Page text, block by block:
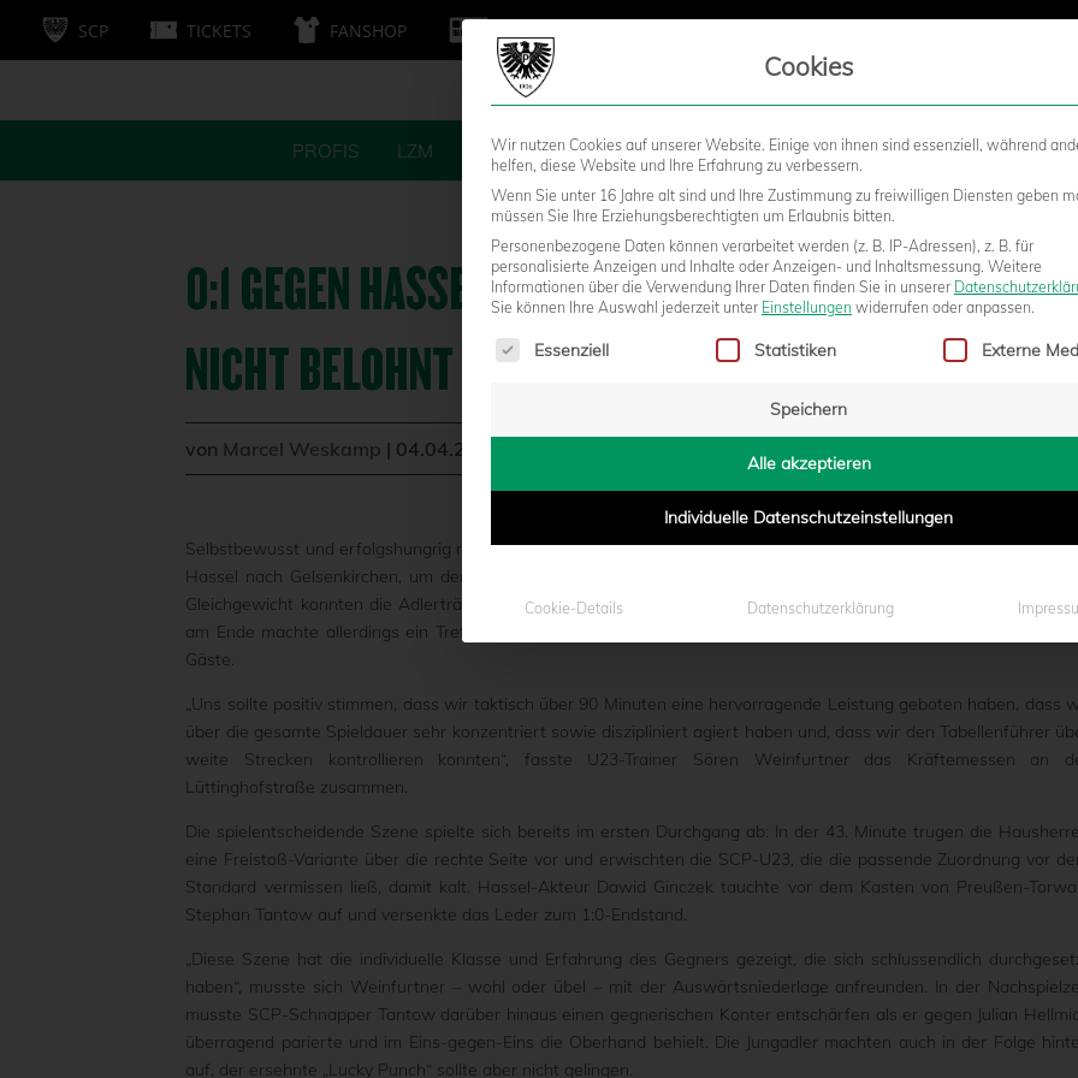
SCP TICKETS FANSHOP
PROFIS LZM FANS STADION BUSINESS KIDS
0:1 GEGEN HASSEL: U23 WIRD BEIM SPITZENREITER
NICHT BELOHNT
von Marcel Weskamp | 04.04.2016 - 15:23
Selbstbewusst und erfolgshungrig reiste die U23 des SC Preußen 06 e.V. Münster am vergangenen Sonntag zum
Hassel nach Gelsenkirchen, um dem Spitzenreiter der Westfalenliga am 22. Spieltag ein Bein zu stellen. Aus
Gleichgewicht konnten die Adlerträger den Ligaprimus jedoch nicht bringen. Die Münsteraner hielten ordentlich
am Ende machte allerdings ein Treffer den Unterschied und dieser fiel nicht zu Gunsten der schwarz-weiß-
Gäste.
„Uns sollte positiv stimmen, dass wir taktisch über 90 Minuten eine hervorragende Leistung geboten haben, dass
über die gesamte Spieldauer sehr konzentriert sowie diszipliniert agiert haben und, dass wir den Tabellenführer
weite Strecken kontrollieren konnten“, fasste U23-Trainer Sören Weinfurtner das Kräftemessen an
Lüttinghofstraße zusammen.
Die spielentscheidende Szene spielte sich bereits im ersten Durchgang ab: In der 43. Minute trugen die
eine Freistoß-Variante über die rechte Seite vor und erwischten die SCP-U23, die die passende Zuordnung vor
Standard vermissen ließ, damit kalt. Hassel-Akteur Dawid Ginczek tauchte vor dem Kasten von Preußen-
Stephan Tantow auf und versenkte das Leder zum 1:0-Endstand.
„Diese Szene hat die individuelle Klasse und Erfahrung des Gegners gezeigt, die sich schlussendlich
haben“, musste sich Weinfurtner – wohl oder übel – mit der Auswärtsniederlage anfreunden. In der
musste SCP-Schnapper Tantow darüber hinaus einen gegnerischen Konter entschärfen als er gegen Julian
überragend parierte und im Eins-gegen-Eins die Oberhand behielt. Die Jungadler machten auch in der Folge
auf, der ersehnte „Lucky Punch“ sollte aber nicht gelingen.
Cookies
Wir nutzen Cookies auf unserer Website. Einige von ihnen sind essenziell, während
helfen, diese Website und Ihre Erfahrung zu verbessern.
Wenn Sie unter 16 Jahre alt sind und Ihre Zustimmung zu freiwilligen Diensten geben
müssen Sie Ihre Erziehungsberechtigten um Erlaubnis bitten.
Personenbezogene Daten können verarbeitet werden (z. B. IP-Adressen), z. B. für
personalisierte Anzeigen und Inhalte oder Anzeigen- und Inhaltsmessung. Weitere
Informationen über die Verwendung Ihrer Daten finden Sie in unserer
Sie können Ihre Auswahl jederzeit unter Einstellungen widerrufen oder anpassen.
Es folgt eine Liste der Service-Gruppen, für die eine Einwilligung erteilt
Essenziell Statistiken Externe
Speichern
Alle akzeptieren
Individuelle Datenschutzeinstellungen
Cookie-Details Datenschutzerklärung